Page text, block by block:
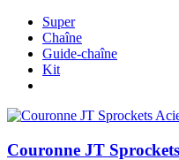
Super
Chaîne
Guide-chaîne
Kit
Couronne JT